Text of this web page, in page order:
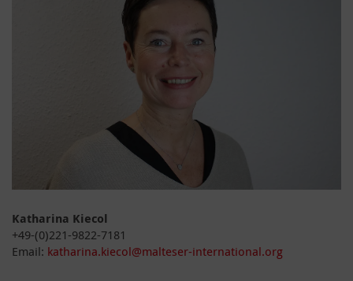
Katharina Kiecol
+49-(0)221-9822-7181
Email: katharina.kiecol@malteser-international.org